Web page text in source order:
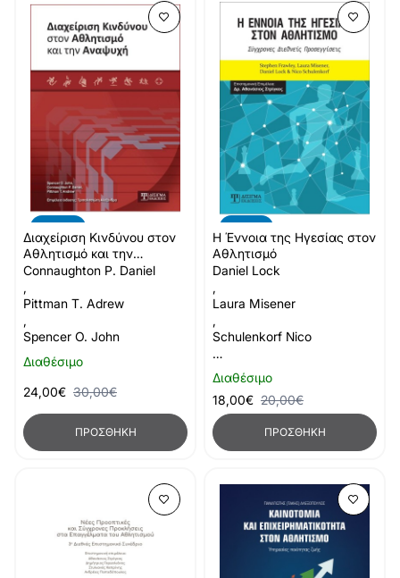
Διαθέσιμο
Διαχείριση Κινδύνου στον
Αθλητισμό και την
Αναψυχή
Connaughton P. Daniel
,
Pittman T. Adrew
,
Spencer O. John
24,00€ 30,00€
ΠΡΟΣΘΉΚΗ
Διαθέσιμο
Η Έννοια της Ηγεσίας στον
Αθλητισμό
Daniel Lock
,
Laura Misener
,
Schulenkorf Nico
…
18,00€ 20,00€
ΠΡΟΣΘΉΚΗ